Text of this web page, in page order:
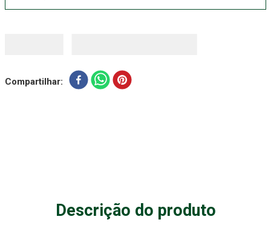
Compartilhar
Descrição do produto